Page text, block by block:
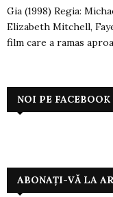
Gia (1998) Regia:
Elizabeth Mitchell,
film care a ramas
NOI PE FACEBOOK
ABONAȚI-VĂ LA